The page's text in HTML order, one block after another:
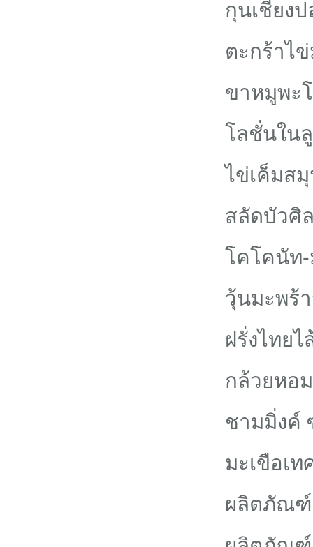
กุนเชียง
ตะกร้าไ
ขาหมูพะ
โลชั่นใน
ไข่เค็มส
สลัดบัวศิ
โคโคนัท
วุ้นมะพร้
ฝรั่งไทย
กล้วยหอ
ชามมิ่งค์
มะเขือเ
ผลิตภัณฑ์